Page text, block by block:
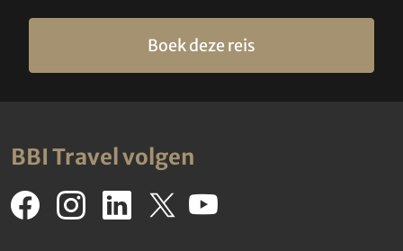
Boek deze reis
BBI Travel volgen